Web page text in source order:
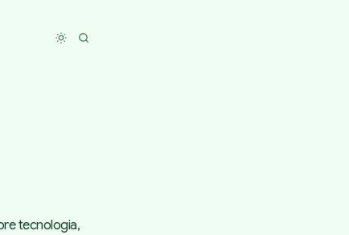
Toggle dark mode
tecnologia,